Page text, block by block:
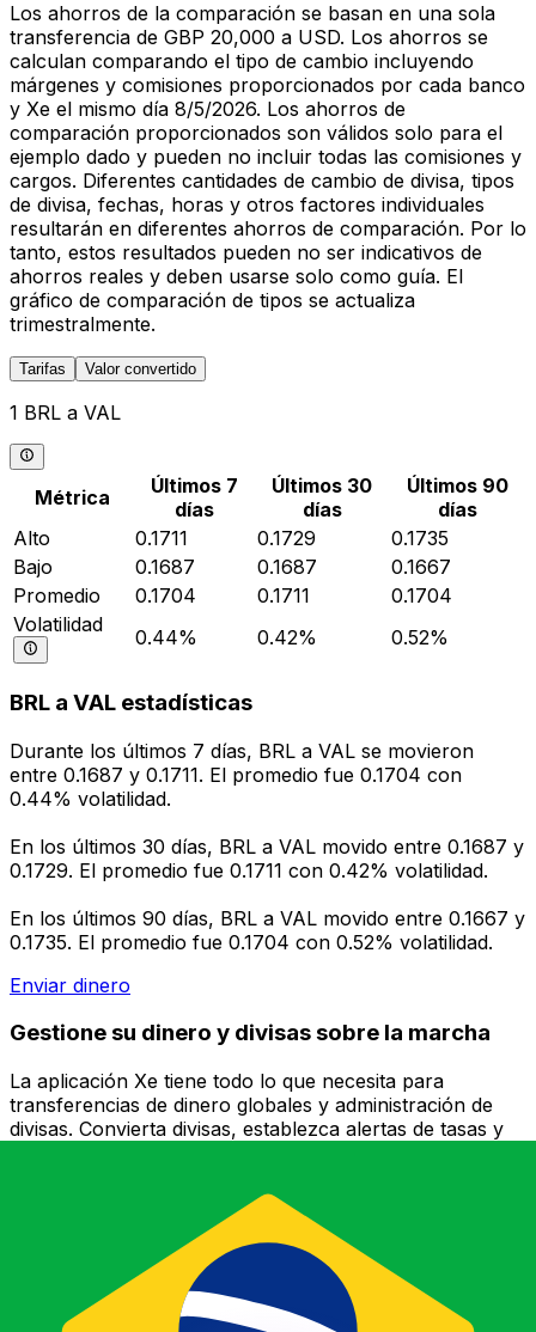
Los ahorros de la comparación se basan en una sola
transferencia de GBP 20,000 a USD. Los ahorros se
calculan comparando el tipo de cambio incluyendo
márgenes y comisiones proporcionados por cada banco
y Xe el mismo día 8/5/2026. Los ahorros de
comparación proporcionados son válidos solo para el
ejemplo dado y pueden no incluir todas las comisiones y
cargos. Diferentes cantidades de cambio de divisa, tipos
de divisa, fechas, horas y otros factores individuales
resultarán en diferentes ahorros de comparación. Por lo
tanto, estos resultados pueden no ser indicativos de
ahorros reales y deben usarse solo como guía. El
gráfico de comparación de tipos se actualiza
trimestralmente.
Tarifas Valor convertido
1 BRL a VAL
Métrica
Últimos 7
días
Últimos 30
días
Últimos 90
días
Alto
0.1711 0.1729
0.1735
Bajo
0.1687 0.1687
0.1667
Promedio
0.1704 0.1711
0.1704
Volatilidad
0.44% 0.42% 0.52%
BRL a VAL estadísticas
Durante los últimos 7 días, BRL a VAL se movieron
entre 0.1687 y 0.1711. El promedio fue 0.1704 con
0.44% volatilidad.
En los últimos 30 días, BRL a VAL movido entre 0.1687 y
0.1729. El promedio fue 0.1711 con 0.42% volatilidad.
En los últimos 90 días, BRL a VAL movido entre 0.1667 y
0.1735. El promedio fue 0.1704 con 0.52% volatilidad.
Enviar dinero
Gestione su dinero y divisas sobre la marcha
La aplicación Xe tiene todo lo que necesita para
transferencias de dinero globales y administración de
divisas. Convierta divisas, establezca alertas de tasas y